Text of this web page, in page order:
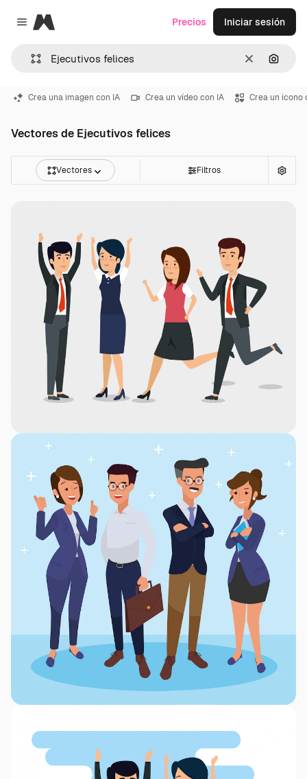
Close menu
Magnific
Borrar
Precios Iniciar sesión
Crea una imagen con IA Crea un vídeo con IA Crea un icono
Vectores de Ejecutivos felices
Vectores Filtros